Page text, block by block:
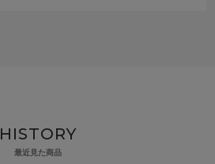
HISTORY
最近見た商品